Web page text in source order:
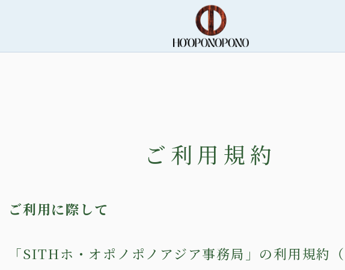
ご利用規約
ご利用に際して
「SITHホ・オポノポノアジア事務局」の利用規約